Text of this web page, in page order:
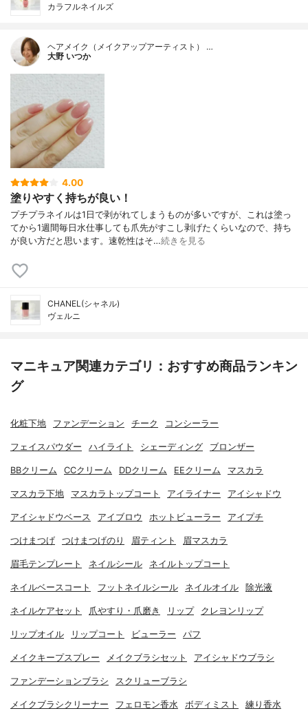
カラフルネイルズ
ヘアメイク（メイクアップアーティスト） …
大野 いつか
4.00
塗りやすく持ちが良い！
プチプラネイルは1日で剥がれてしまうものが多いですが、これは塗っ
てから1週間毎日水仕事しても爪先がすこし剥げたくらいなので、持ち
が良い方だと思います。速乾性はそ…続きを見る
CHANEL(シャネル)
ヴェルニ
マニキュア関連カテゴリ：おすすめ商品ランキン
グ
化粧下地 ファンデーション チーク コンシーラー
フェイスパウダー ハイライト シェーディング ブロンザー
BBクリーム CCクリーム DDクリーム EEクリーム マスカラ
マスカラ下地 マスカラトップコート アイライナー アイシャドウ
アイシャドウベース アイブロウ ホットビューラー アイプチ
つけまつげ つけまつげのり 眉ティント 眉マスカラ
眉毛テンプレート ネイルシール ネイルトップコート
ネイルベースコート フットネイルシール ネイルオイル 除光液
ネイルケアセット 爪やすり・爪磨き リップ クレヨンリップ
リップオイル リップコート ビューラー パフ
メイクキープスプレー メイクブラシセット アイシャドウブラシ
ファンデーションブラシ スクリューブラシ
メイクブラシクリーナー フェロモン香水 ボディミスト 練り香水